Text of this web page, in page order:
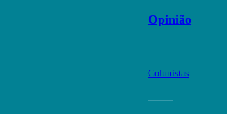
Opinião
Colunistas